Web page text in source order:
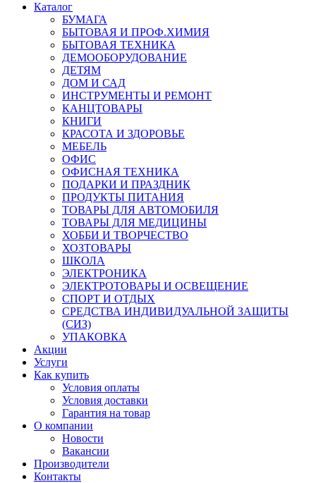
Каталог
БУМАГА
БЫТОВАЯ И ПРОФ.ХИМИЯ
БЫТОВАЯ ТЕХНИКА
ДЕМООБОРУДОВАНИЕ
ДЕТЯМ
ДОМ И САД
ИНСТРУМЕНТЫ И РЕМОНТ
КАНЦТОВАРЫ
КНИГИ
КРАСОТА И ЗДОРОВЬЕ
МЕБЕЛЬ
ОФИС
ОФИСНАЯ ТЕХНИКА
ПОДАРКИ И ПРАЗДНИК
ПРОДУКТЫ ПИТАНИЯ
ТОВАРЫ ДЛЯ АВТОМОБИЛЯ
ТОВАРЫ ДЛЯ МЕДИЦИНЫ
ХОББИ И ТВОРЧЕСТВО
ХОЗТОВАРЫ
ШКОЛА
ЭЛЕКТРОНИКА
ЭЛЕКТРОТОВАРЫ И ОСВЕЩЕНИЕ
СПОРТ И ОТДЫХ
СРЕДСТВА ИНДИВИДУАЛЬНОЙ ЗАЩИТЫ
(СИЗ)
УПАКОВКА
Акции
Услуги
Как купить
Условия оплаты
Условия доставки
Гарантия на товар
О компании
Новости
Вакансии
Производители
Контакты